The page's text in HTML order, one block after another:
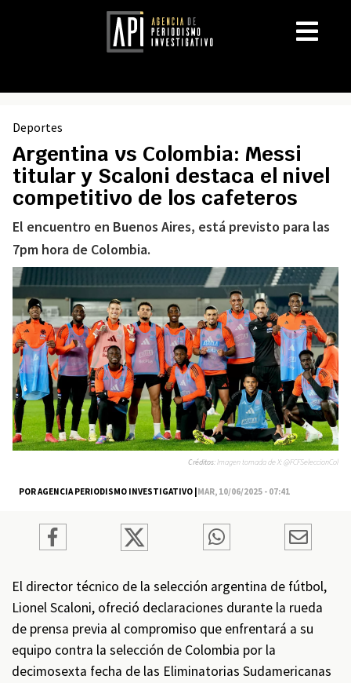
Deportes
Argentina vs Colombia: Messi
titular y Scaloni destaca el nivel
competitivo de los cafeteros
El encuentro en Buenos Aires, está previsto para las
7pm hora de Colombia.
POR AGENCIA PERIODISMO INVESTIGATIVO |MAR, 10/06/2025 - 07:41
Créditos:Imagen tomada de X: @FCFSeleccionCol
El director técnico de la selección argentina de fútbol,
Lionel Scaloni, ofreció declaraciones durante la rueda
de prensa previa al compromiso que enfrentará a su
equipo contra la selección de Colombia por la
decimosexta fecha de las Eliminatorias Sudamericanas